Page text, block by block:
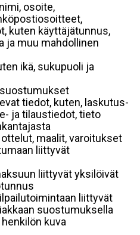
osoite,
kuten käyttäjätunnus,
ja muu mahdollinen
ikä, sukupuoli ja
tiedot, kuten, laskutus-
ja tilaustiedot, tieto
maalit, varoitukset
liittyvät
liittyvät yksilöivät
liittyvät
suostumuksella
kuva